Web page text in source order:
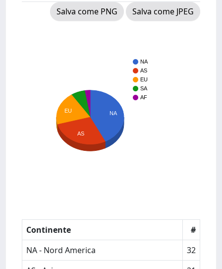
Salva come PNG
Salva come JPEG
NA
AS
EU
SA
AF
NA
EU
AS
Continente
#
NA - Nord America
32